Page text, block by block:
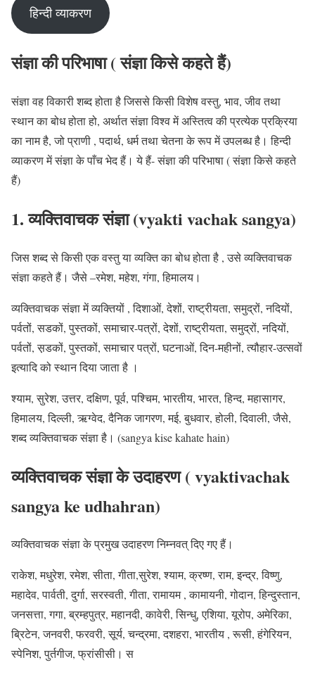
हिन्दी व्याकरण
संज्ञा की परिभाषा ( संज्ञा किसे कहते हैं)
संज्ञा वह विकारी शब्द होता है जिससे किसी विशेषवस्तु, भाव, जीव तथा
स्थान का बोधहोता हो, अर्थात संज्ञा विश्व में अस्तित्व की प्रत्येक प्रक्रिया
का नाम है, जो प्राणी , पदार्थ, धर्म तथा चेतना के रूप में उपलब्ध है। हिन्दी
व्याकरण मेंसंज्ञा के पाँच भेदहैं। ये हैं-संज्ञा की परिभाषा ( संज्ञा किसे कहते
हैं)
1. व्यक्तिवाचक संज्ञा (vyakti vachak sangya)
जिस शब्द से किसी एकवस्तु या व्यक्ति का बोधहोता है , उसे व्यक्तिवाचक
संज्ञा कहते हैं। जैसे –रमेश, महेश, गंगा, हिमालय।
व्यक्तिवाचक संज्ञा में व्यक्तियों , दिशाओं, देशों, राष्ट्रीयता, समुद्रों, नदियों,
पर्वतों, सडकों, पुस्तकों, समाचार-पत्रों, देशों, राष्ट्रीयता, समुद्रों, नदियों,
पर्वतों, स़डकों, पुस्तकों, समाचार पत्रों, घटनाओं, दिन-महीनों, त्यौहार-उत्सवों
इत्यादि को स्थान दिया जाता है ।
श्याम, सुरेश, उत्तर, दक्षिण, पूर्व, पश्चिम, भारतीय, भारत, हिन्द, महासागर,
हिमालय, दिल्ली, ऋग्वेद, दैनिक जागरण, मई, बुधवार, होली, दिवाली, जैसे,
शब्द व्यक्तिवाचक संज्ञा है। (sangya kise kahate hain)
व्यक्तिवाचक संज्ञा के उदाहरण ( vyaktivachak
sangya ke udhahran)
व्यक्तिवाचक संज्ञा के प्रमुख उदाहरण निम्नवत् दिए गए हैं।
राकेश, मधुरेश, रमेश, सीता, गीता,सुरेश, श्याम, क्रष्ण, राम, इन्द्र, विष्णु,
महादेव, पार्वती, दुर्गा, सरस्वती, गीता, रामायम , कामायनी, गोदान, हिन्दुस्तान,
जनसत्ता, गगा, ब्रम्हपुत्र, महानदी, कावेरी, सिन्धु, एशिया, यूरोप, अमेरिका,
ब्रिटेन, जनवरी, फरवरी, सूर्य, चन्द्रमा, दशहरा, भारतीय , रूसी, हंगेरियन,
स्पेनिश, पुर्तगीज, फ्रांसीसी। स